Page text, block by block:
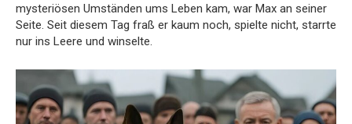
mysteriösen Umständen ums Leben kam, war Max an seiner
Seite. Seit diesem Tag fraß er kaum noch, spielte nicht, starrte
nur ins Leere und winselte.